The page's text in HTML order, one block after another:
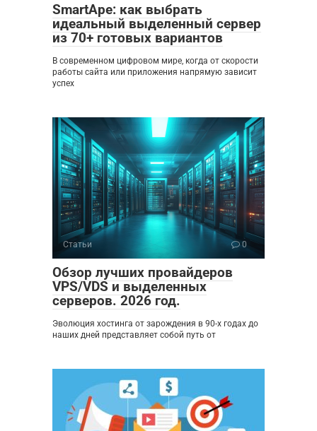
SmartApe: как выбрать
идеальный выделенный сервер
из 70+ готовых вариантов
В современном цифровом мире, когда от скорости
работы сайта или приложения напрямую зависит
успех
Статьи 0
Обзор лучших провайдеров
VPS/VDS и выделенных
серверов. 2026 год.
Эволюция хостинга от зарождения в 90-х годах до
наших дней представляет собой путь от